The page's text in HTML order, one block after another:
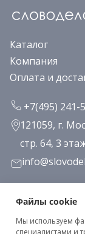
Каталог
Компания
Оплата и
+7(495) 241-
121059, г.
стр. 64, 3
Файлы cookie
Мы используем
специалистами и